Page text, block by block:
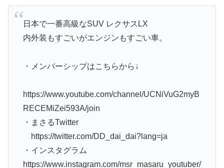
日本で一番高級なSUV レクサスLX
内外装もすごいがエンジンもすごい車。
・メンバーシップはこちらから↓
https://www.youtube.com/channel/UCNiVuG2myB
RECEMiZei593A/join
・まさるTwitter
https://twitter.com/DD_dai_dai?lang=ja
・インスタグラム
https://www.instagram.com/msr_masaru_youtuber/